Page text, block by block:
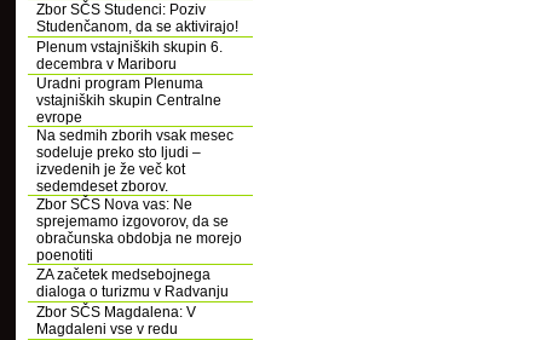
Zbor SČS Studenci: Poziv
Studenčanom, da se aktivirajo!
Plenum vstajniških skupin 6.
decembra v Mariboru
Uradni program Plenuma
vstajniških skupin Centralne
evrope
Na sedmih zborih vsak mesec
sodeluje preko sto ljudi –
izvedenih je že več kot
sedemdeset zborov.
Zbor SČS Nova vas: Ne
sprejemamo izgovorov, da se
obračunska obdobja ne morejo
poenotiti
ZA začetek medsebojnega
dialoga o turizmu v Radvanju
Zbor SČS Magdalena: V
Magdaleni vse v redu